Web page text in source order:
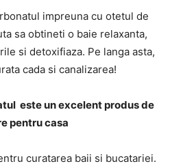
impreuna cu otetul de
sa obtineti o baie relaxanta,
si detoxifiaza. Pe langa asta,
cada si canalizarea!
este un excelent produs de
pentru casa
curatarea baii si bucatariei.